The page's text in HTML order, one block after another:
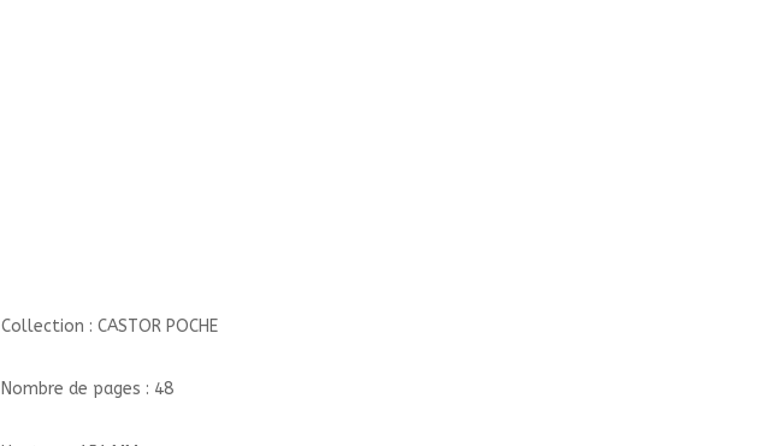
Collection : CASTOR POCHE
Nombre de pages : 48